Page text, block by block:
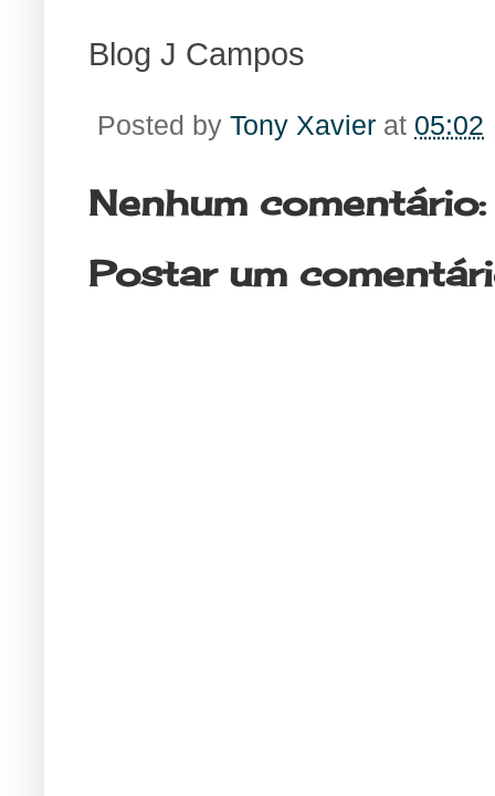
Blog J Campos
Posted by Tony Xavier at 05:02
Nenhum comentário:
Postar um